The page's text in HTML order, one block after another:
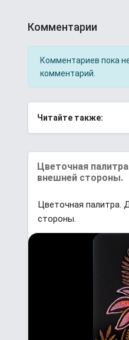
Комментарии
Комментариев пока
комментарий.
Читайте также:
Цветочная
внешней стороны.
Цветочная палитра.
стороны.